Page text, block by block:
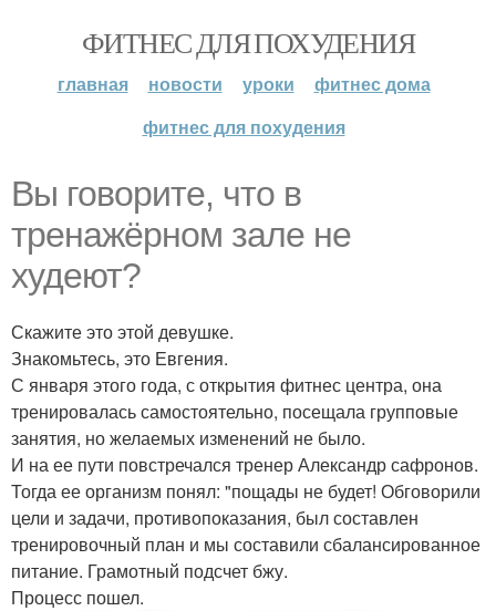
ФИТНЕС ДЛЯ ПОХУДЕНИЯ
главная новости уроки
фитнес дома
фитнес для похудения
Вы говорите, что в
тренажёрном зале не
худеют?
Скажите это этой девушке.
Знакомьтесь, это Евгения.
С января этого года, с открытия фитнес центра, она
тренировалась самостоятельно, посещала групповые
занятия, но желаемых изменений не было.
И на ее пути повстречался тренер Александр сафронов.
Тогда ее организм понял: "пощады не будет! Обговорили
цели и задачи, противопоказания, был составлен
тренировочный план и мы составили сбалансированное
питание. Грамотный подсчет бжу.
Процесс пошел.